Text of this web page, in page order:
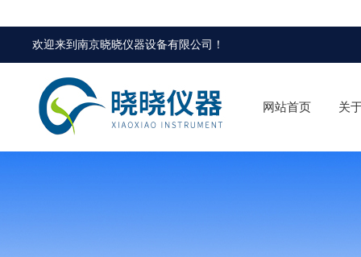
欢迎来到南京晓晓仪器设备有限公司 ！
网站首页 关